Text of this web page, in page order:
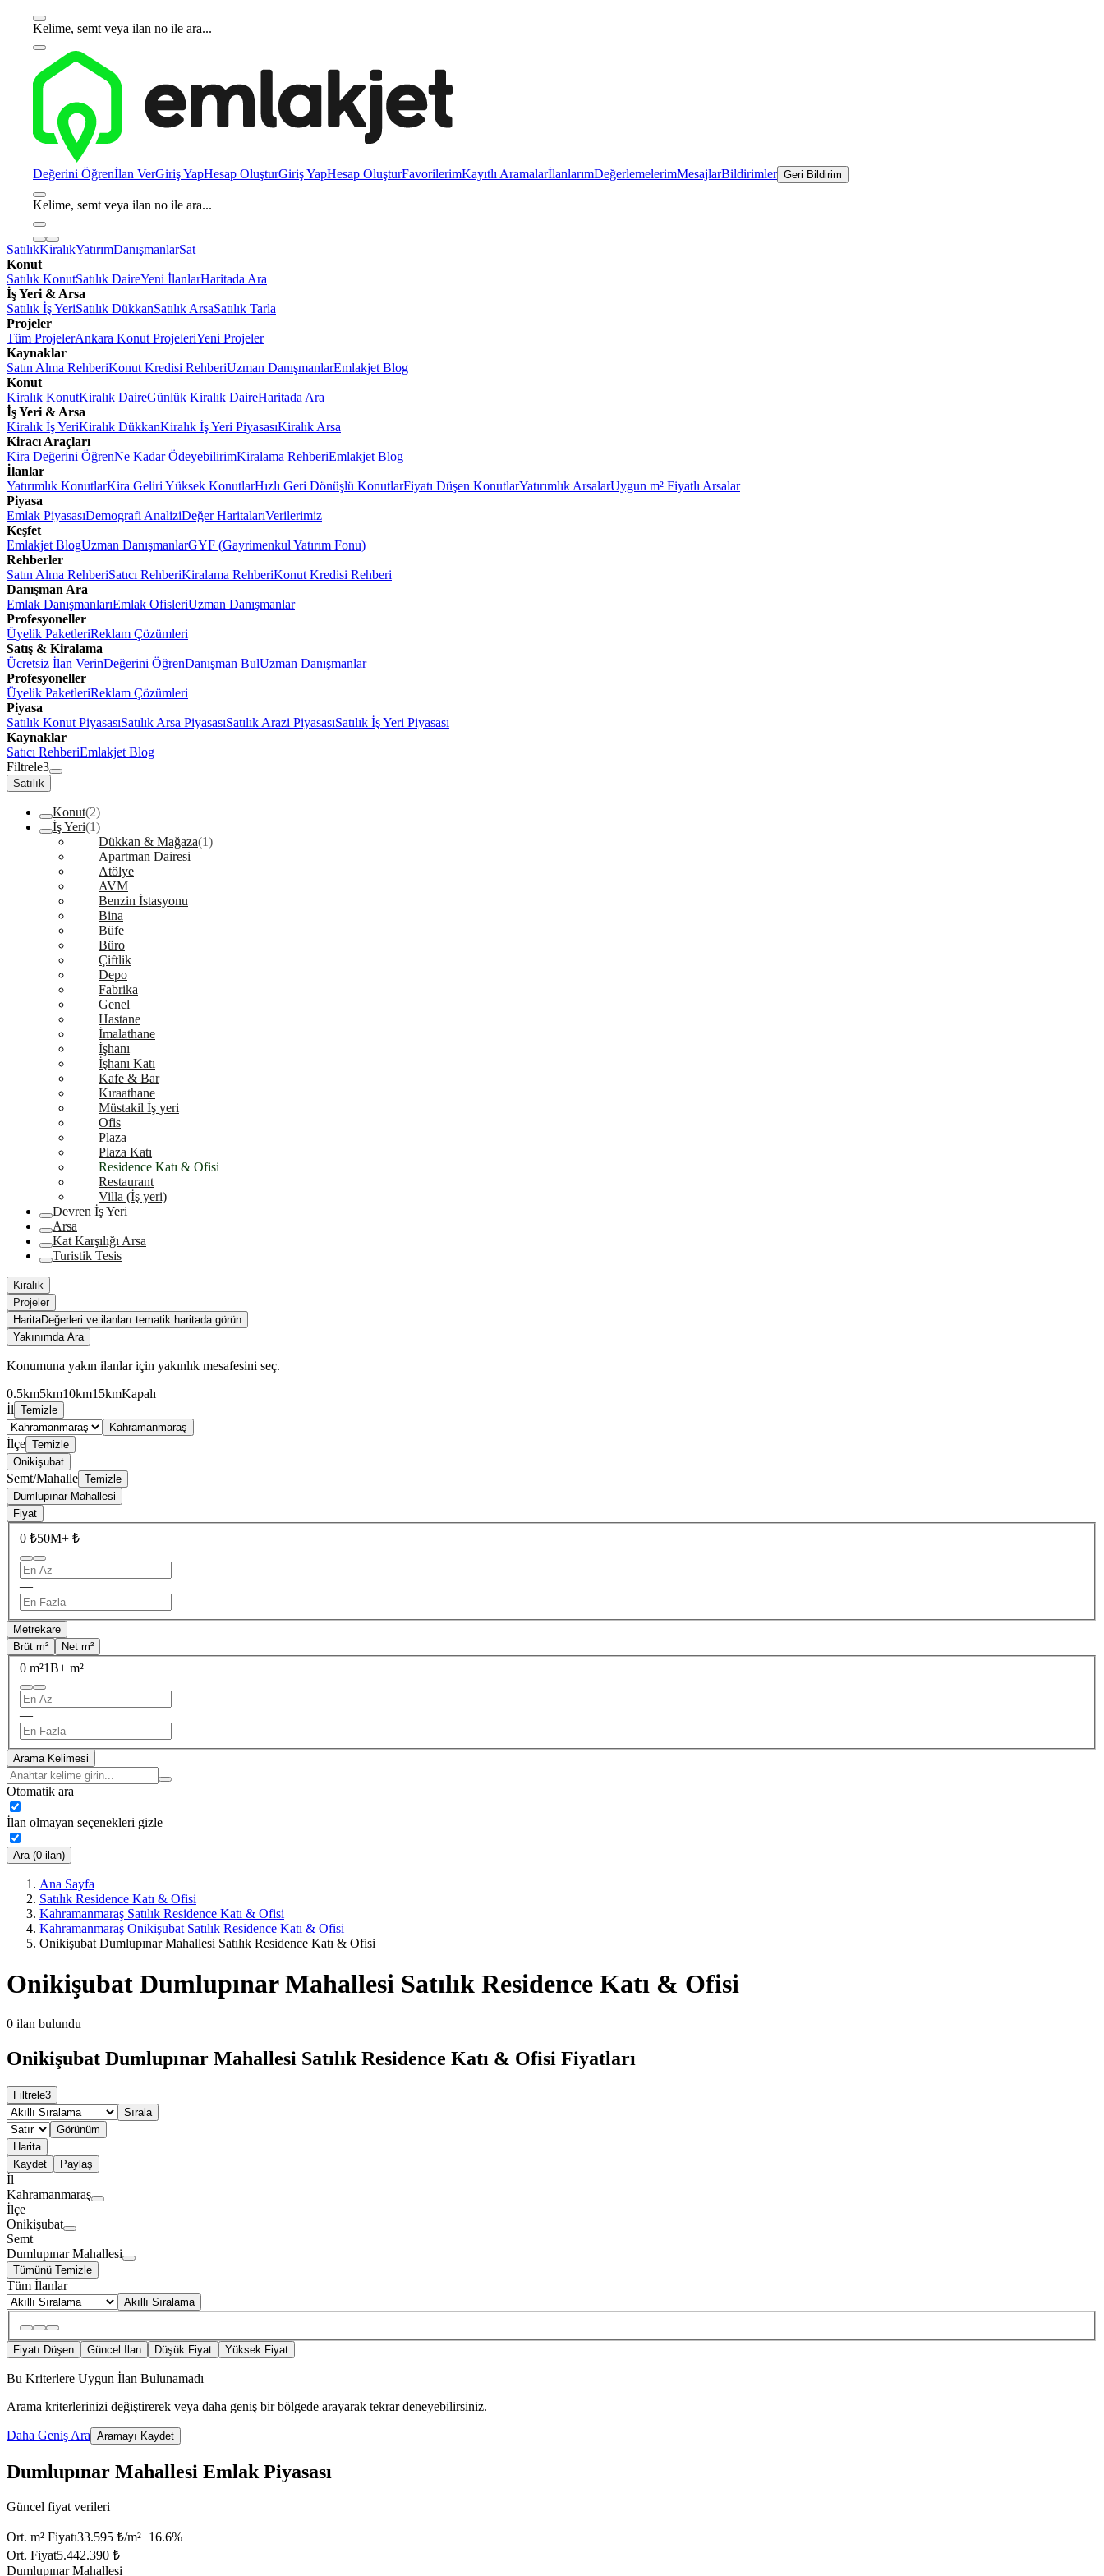
Kelime, semt veya ilan no ile ara...
Değerini Öğrenİlan VerGiriş YapHesap OluşturGiriş YapHesap OluşturFavorilerimKayıtlı AramalarİlanlarımDeğerlemelerimMesajlarBildirimler Geri Bildirim
Kelime, semt veya ilan no ile ara...
SatılıkKiralıkYatırımDanışmanlarSat
Konut
Satılık KonutSatılık DaireYeni İlanlarHaritada Ara
İş Yeri & Arsa
Satılık İş YeriSatılık DükkanSatılık ArsaSatılık Tarla
Projeler
Tüm ProjelerAnkara Konut ProjeleriYeni Projeler
Kaynaklar
Satın Alma RehberiKonut Kredisi RehberiUzman DanışmanlarEmlakjet Blog
Konut
Kiralık KonutKiralık DaireGünlük Kiralık DaireHaritada Ara
İş Yeri & Arsa
Kiralık İş YeriKiralık DükkanKiralık İş Yeri PiyasasıKiralık Arsa
Kiracı Araçları
Kira Değerini ÖğrenNe Kadar ÖdeyebilirimKiralama RehberiEmlakjet Blog
İlanlar
Yatırımlık KonutlarKira Geliri Yüksek KonutlarHızlı Geri Dönüşlü KonutlarFiyatı Düşen KonutlarYatırımlık ArsalarUygun m² Fiyatlı Arsalar
Piyasa
Emlak PiyasasıDemografi AnaliziDeğer HaritalarıVerilerimiz
Keşfet
Emlakjet BlogUzman DanışmanlarGYF (Gayrimenkul Yatırım Fonu)
Rehberler
Satın Alma RehberiSatıcı RehberiKiralama RehberiKonut Kredisi Rehberi
Danışman Ara
Emlak DanışmanlarıEmlak OfisleriUzman Danışmanlar
Profesyoneller
Üyelik PaketleriReklam Çözümleri
Satış & Kiralama
Ücretsiz İlan VerinDeğerini ÖğrenDanışman BulUzman Danışmanlar
Profesyoneller
Üyelik PaketleriReklam Çözümleri
Piyasa
Satılık Konut PiyasasıSatılık Arsa PiyasasıSatılık Arazi PiyasasıSatılık İş Yeri Piyasası
Kaynaklar
Satıcı RehberiEmlakjet Blog
Filtrele3
Satılık
Konut(2)
İş Yeri(1)
Dükkan & Mağaza(1)
Apartman Dairesi
Atölye
AVM
Benzin İstasyonu
Bina
Büfe
Büro
Çiftlik
Depo
Fabrika
Genel
Hastane
İmalathane
İşhanı
İşhanı Katı
Kafe & Bar
Kıraathane
Müstakil İş yeri
Ofis
Plaza
Plaza Katı
Residence Katı & Ofisi
Restaurant
Villa (İş yeri)
Devren İş Yeri
Arsa
Kat Karşılığı Arsa
Turistik Tesis
Kiralık
Projeler
HaritaDeğerleri ve ilanları tematik haritada görün
Yakınımda Ara
Konumuna yakın ilanlar için yakınlık mesafesini seç.
0.5km5km10km15kmKapalı
İl Temizle
Kahramanmaraş
İlçe Temizle
Onikişubat
Semt/Mahalle Temizle
Dumlupınar Mahallesi
Fiyat
0 ₺50M+ ₺
—
Metrekare
Brüt m²
Net m²
0 m²1B+ m²
—
Arama Kelimesi
Otomatik ara
İlan olmayan seçenekleri gizle
Ara (0 ilan)
Ana Sayfa
Satılık Residence Katı & Ofisi
Kahramanmaraş Satılık Residence Katı & Ofisi
Kahramanmaraş Onikişubat Satılık Residence Katı & Ofisi
Onikişubat Dumlupınar Mahallesi Satılık Residence Katı & Ofisi
Onikişubat Dumlupınar Mahallesi Satılık Residence Katı & Ofisi
0 ilan bulundu
Onikişubat Dumlupınar Mahallesi Satılık Residence Katı & Ofisi Fiyatları
Filtrele3
Sırala
Görünüm
Harita
Kaydet
Paylaş
İl
Kahramanmaraş
İlçe
Onikişubat
Semt
Dumlupınar Mahallesi
Tümünü Temizle
Tüm İlanlar
Akıllı Sıralama
Fiyatı Düşen Güncel İlan Düşük Fiyat Yüksek Fiyat
Bu Kriterlere Uygun İlan Bulunamadı
Arama kriterlerinizi değiştirerek veya daha geniş bir bölgede arayarak tekrar deneyebilirsiniz.
Daha Geniş Ara Aramayı Kaydet
Dumlupınar Mahallesi Emlak Piyasası
Güncel fiyat verileri
Ort. m² Fiyatı33.595 ₺/m²+16.6%
Ort. Fiyat5.442.390 ₺
Dumlupınar Mahallesi